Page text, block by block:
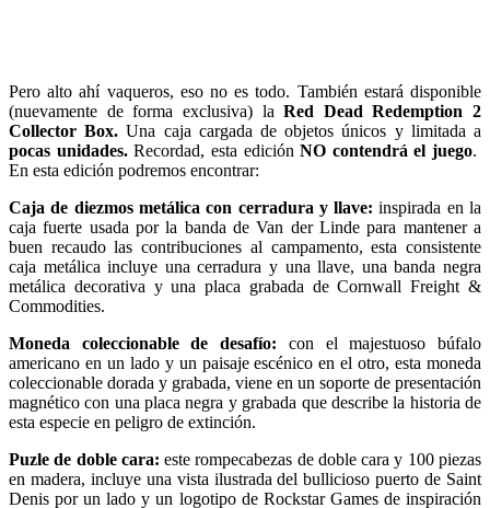
Pero alto ahí vaqueros, eso no es todo. También estará disponible
(nuevamente de forma exclusiva) laRed Dead Redemption 2
Collector Box. Una caja cargada de objetos únicos y limitada a
pocas unidades.Recordad, esta ediciónNO contendrá el juego.
En esta edición podremos encontrar:
Caja de diezmos metálica con cerradura y llave: inspirada en la
caja fuerte usada por la banda de Van der Linde para mantener a
buen recaudo las contribuciones al campamento, esta consistente
caja metálica incluye una cerradura y una llave, una banda negra
metálica decorativa y una placa grabada de Cornwall Freight &
Commodities.
Moneda coleccionable de desafío: con el majestuoso búfalo
americano en un lado y un paisaje escénico en el otro, esta moneda
coleccionable dorada y grabada, viene en un soporte de presentación
magnético con una placa negra y grabada que describe la historia de
esta especie en peligro de extinción.
Puzle de doble cara: este rompecabezas de doble cara y 100 piezas
en madera, incluye una vista ilustrada del bullicioso puerto de Saint
Denis por un lado y un logotipo de Rockstar Games de inspiración